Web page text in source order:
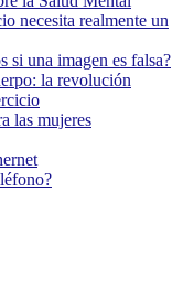
necesita realmente un
si una imagen es falsa?
la revolución
las mujeres